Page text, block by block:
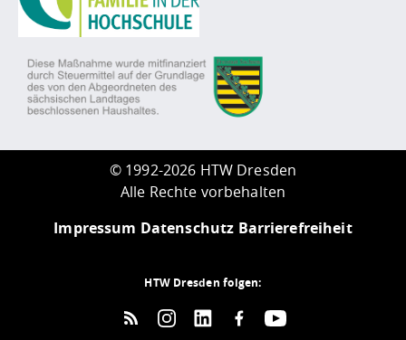
© 1992-2026 HTW Dresden
Alle Rechte vorbehalten
Impressum Datenschutz Barrierefreiheit
HTW Dresden folgen: